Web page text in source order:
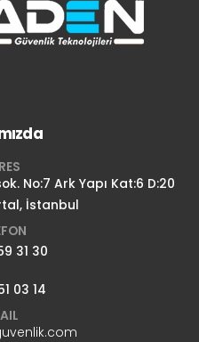
No:7 Ark Yapı Kat:6 D:20
İstanbul
31 30
03 14